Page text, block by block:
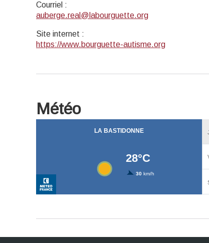
Courriel :
auberge.real@labourguette.org
Site internet :
https://www.bourguette-autisme.org
Météo